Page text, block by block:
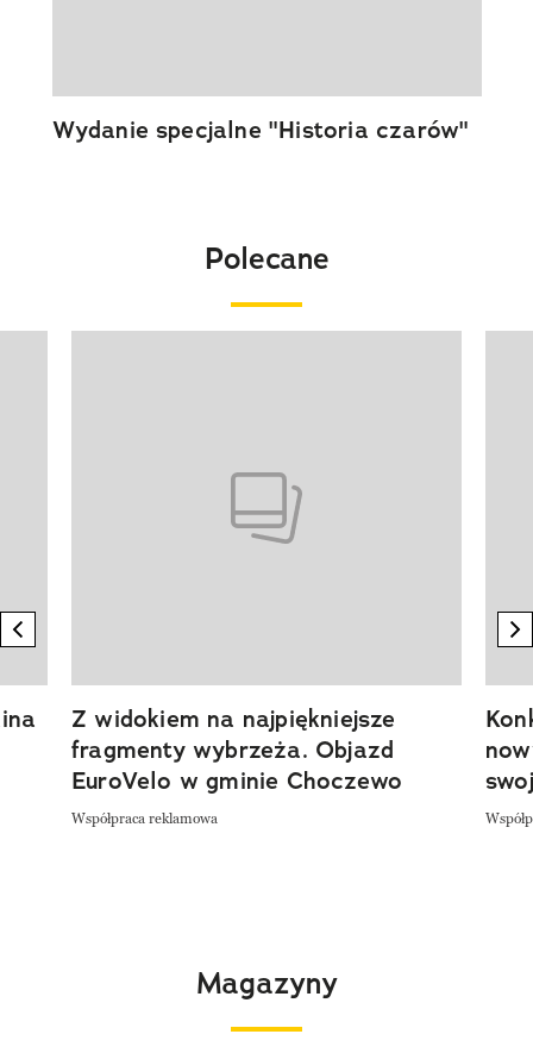
Wydanie specjalne "Historia czarów"
Polecane
previous element
Z widokiem na najpiękniejsze
fragmenty wybrzeża. Objazd
EuroVelo w gminie Choczewo
Współpraca reklamowa
Magazyny